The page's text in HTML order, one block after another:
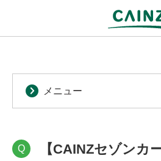
メニュー
Q
【CAINZセゾンカ